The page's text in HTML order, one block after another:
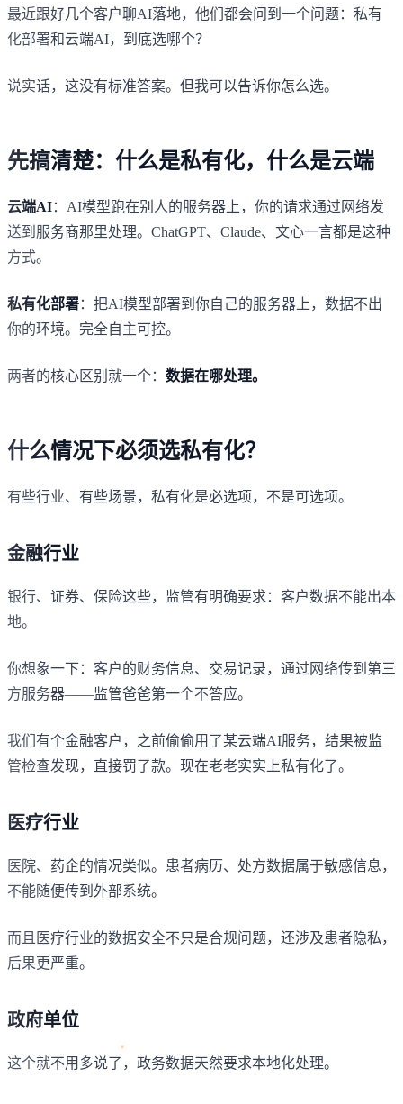
最近跟好几个客户聊AI落地，他们都会问到一个问题：私有
化部署和云端AI，到底选哪个？
说实话，这没有标准答案。但我可以告诉你怎么选。
先搞清楚：什么是私有化，什么是云端
云端AI：AI模型跑在别人的服务器上，你的请求通过网络发
送到服务商那里处理。ChatGPT、Claude、文心一言都是这种
方式。
私有化部署：把AI模型部署到你自己的服务器上，数据不出
你的环境。完全自主可控。
两者的核心区别就一个： 数据在哪处理。
什么情况下必须选私有化？
有些行业、有些场景，私有化是必选项，不是可选项。
金融行业
银行、证券、保险这些，监管有明确要求：客户数据不能出本
地。
你想象一下：客户的财务信息、交易记录，通过网络传到第三
方服务器——监管爸爸第一个不答应。
我们有个金融客户，之前偷偷用了某云端AI服务，结果被监
管检查发现，直接罚了款。现在老老实实上私有化了。
医疗行业
医院、药企的情况类似。患者病历、处方数据属于敏感信息，
不能随便传到外部系统。
而且医疗行业的数据安全不只是合规问题，还涉及患者隐私，
后果更严重。
政府单位
这个就不用多说了，政务数据天然要求本地化处理。